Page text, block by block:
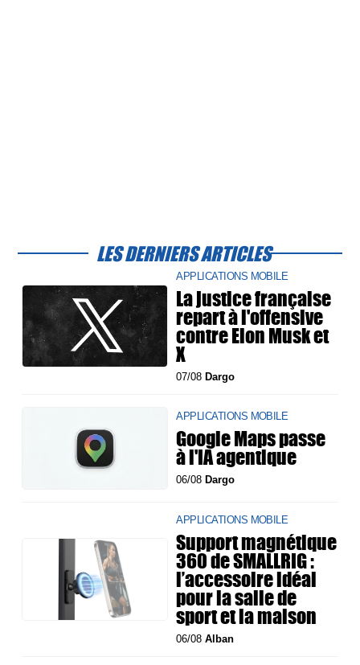
LES DERNIERS ARTICLES
APPLICATIONS MOBILE
La justice française
repart à l'offensive
contre Elon Musk et
X
07/08 Dargo
APPLICATIONS MOBILE
Google Maps passe
à l'IA agentique
06/08 Dargo
APPLICATIONS MOBILE
Support magnétique
360 de SMALLRIG :
l’accessoire idéal
pour la salle de
sport et la maison
06/08Alban